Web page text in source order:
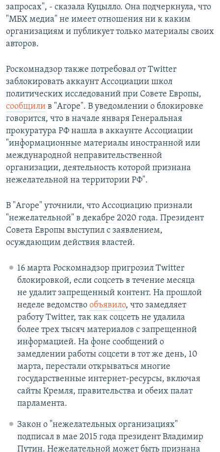
запросах", - сказала Куцылло. Она подчеркнула, что
"МБХ медиа" не имеет отношения ни к каким
организациям и публикует только материалы своих
авторов.
Роскомнадзор также потребовал от Twitter
заблокировать аккаунт Ассоциации школ
политических исследований при Совете Европы,
сообщили в "Агоре". В уведомлении о блокировке
говорится, что в начале января Генеральная
прокуратура РФ нашла в аккаунте Ассоциации
"информационные материалы иностранной или
международной неправительственной
организации, деятельность которой признана
нежелательной на территории РФ".
В "Агоре" уточнили, что Ассоциацию признали
"нежелательной" в декабре 2020 года. Президент
Совета Европы выступил с заявлением,
осуждающим действия властей.
16 марта Роскомнадзор пригрозил Twitter
блокировкой, если соцсеть в течение месяца
не удалит запрещенный контент. На прошлой
неделе ведомство объявило, что замедляет
работу Twitter, так как соцсеть не удалила
более трех тысяч материалов с запрещенной
информацией. На фоне сообщений о
замедлении работы соцсети в тот же день, 10
марта, перестали открываться многие
государственные интернет-ресурсы, включая
сайты Кремля, правительства и обеих палат
парламента.
Закон о "нежелательных организациях"
подписал в мае 2015 года президент Владимир
Путин. Нежелательной может быть признана